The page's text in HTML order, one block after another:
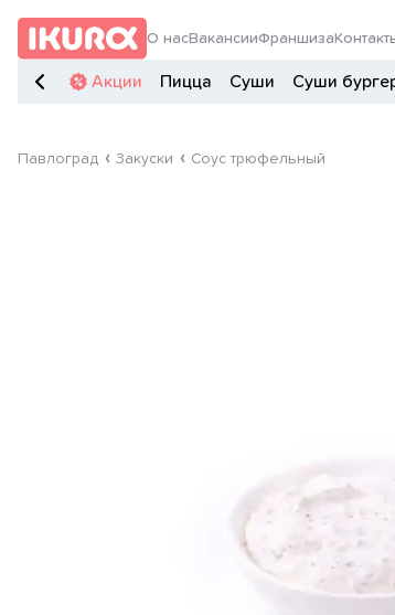
О насВакансииФраншиза
Акции Пицца Суши Суши
Павлоград Закуски Соус трюфельный